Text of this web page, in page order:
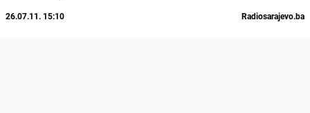
26.07.11. 15:10 Radiosarajevo.ba